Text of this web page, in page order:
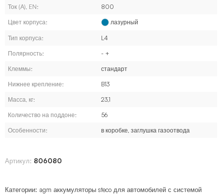
Ток (А), EN: 800
Цвет корпуса: лазурный
Тип корпуса: L4
Полярность: - +
Клеммы: стандарт
Нижнее крепление: B13
Масса, кг: 23,1
Количество на поддоне: 56
Особенности: в коробке, заглушка газоотвода
Артикул: 806080
Категории: agm аккумуляторы steco для автомобилей с системой